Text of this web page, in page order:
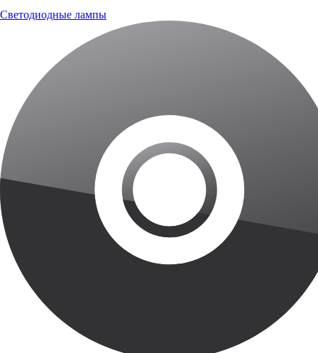
Светодиодные лампы